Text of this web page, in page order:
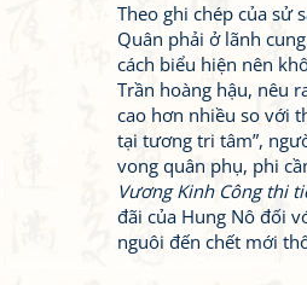
Theo ghi chép của sử
Quân phải ở lãnh
cách biểu hiện nên
Trần hoàng hậu, nêu
cao hơn nhiều so với
tại tương tri tâm”,
vong quân phụ, phi
Vương Kinh Công thi
đãi của Hung Nô đối
nguôi đến chết mới